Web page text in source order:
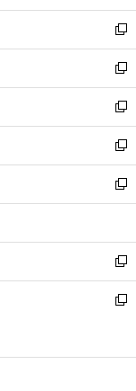
開
く
ウ
で
開
く
ン
ド
ウ
で
開
く
ウ
ィ
ン
ド
ウ
で
開
く
新
し
い
ウ
ィ
ン
ド
ウ
で
開
新
し
い
ウ
ィ
ン
ド
ウ
開
く
新
し
い
ウ
ィ
ン
ウ
で
開
く
新
し
い
ウ
ン
ド
ウ
で
新
し
ウ
ィ
ン
ド
開
新
し
い
ン
新
ウ